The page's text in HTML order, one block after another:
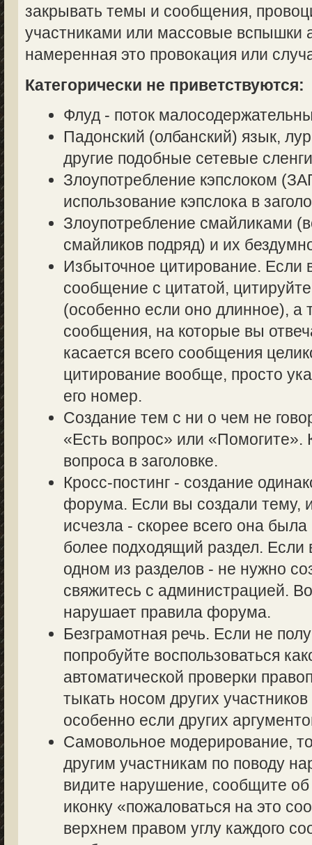
закрывать темы и сообщения,
участниками или массовые вспышки
намеренная это провокация или
Категорически не приветствуются:
Флуд - поток
Падонский (олбанский) язык,
другие подобные сетевые
Злоупотребление кэпслоком
использование кэпслока в
Злоупотребление смайликами
смайликов подряд) и их
Избыточное цитирование. Если
сообщение с цитатой,
(особенно если оно длинное), а
сообщения, на которые вы
касается всего сообщения
цитирование вообще, просто
его номер.
Создание тем с ни о чем не
«Есть вопрос» или «Помогите».
вопроса в заголовке.
Кросс-постинг - создание
форума. Если вы создали тему,
исчезла - скорее всего она
более подходящий раздел.
одном из разделов - не нужно
свяжитесь с администрацией.
нарушает правила форума.
Безграмотная речь. Если не
попробуйте воспользоваться
автоматической проверки
тыкать носом других
особенно если других
Самовольное модерирование,
другим участникам по поводу
видите нарушение, сообщите
иконку «пожаловаться на это
верхнем правом углу каждого